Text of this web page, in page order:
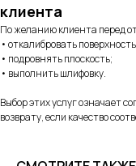
клиента
По желанию клиента перед
• откалибровать
• подровнять плоскость;
• выполнить шлифовку.
Выбор этих услуг означает
возврату, если качество